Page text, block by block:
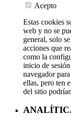
Acepto
Estas cookies
web y no se
general, solo
acciones que
como la
inicio de
navegador
ellas, pero ten
del sitio